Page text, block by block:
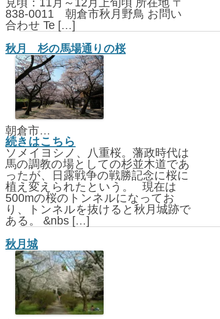
838-0011 朝倉市秋月野鳥 お問い
合わせ Te […]
秋月 杉の馬場通りの桜
朝倉市秋月野鳥(杉の馬場通り)
続きはこちら
ソメイヨシノ、八重桜。藩政時代は
馬の調教の場としての杉並木道であ
ったが、日露戦争の戦勝記念に桜に
植え変えられたという。 現在は
500mの桜のトンネルになってお
り、トンネルを抜けると秋月城跡で
ある。 &nbs […]
秋月城